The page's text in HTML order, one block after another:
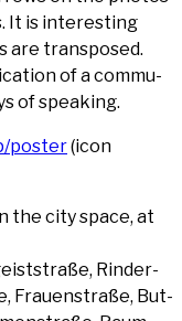
It is inte­res­t­ing
are trans­po­sed.
of a com­mu­
of speaking.
poster(icon
the city space, at
Rin­der­
Frau­en­stra­ße, But­